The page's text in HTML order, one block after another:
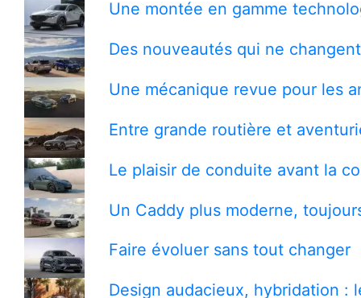
Une montée en gamme
Des nouveautés qui ne
Une mécanique revue pour les
Entre grande routière et
Le plaisir de conduite avant la
Un Caddy plus moderne,
Faire évoluer sans tout changer
Design audacieux, hybridation :